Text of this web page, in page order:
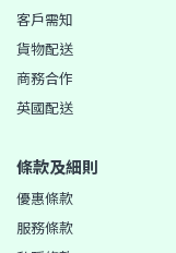
客戶需知
貨物配送
商務合作
英國配送
條款及細則
優惠條款
服務條款